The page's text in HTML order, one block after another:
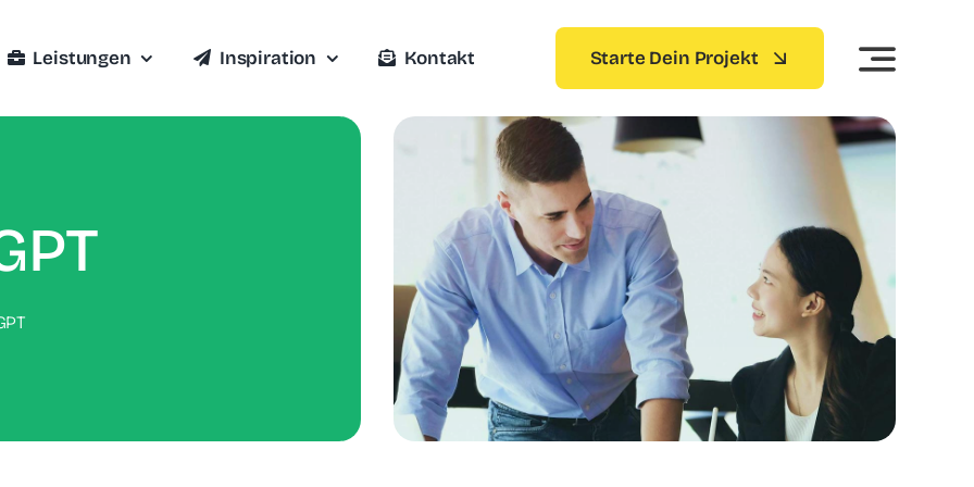
Leistungen Inspiration Kontakt Starte Dein Projekt